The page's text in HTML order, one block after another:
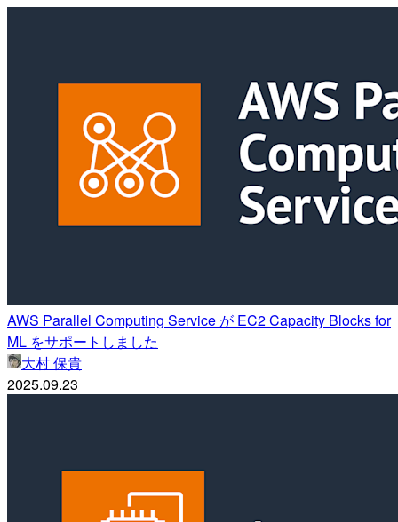
AWS Parallel Computing Service が EC2 Capacity Blocks for
ML をサポートしました
大村 保貴
2025.09.23